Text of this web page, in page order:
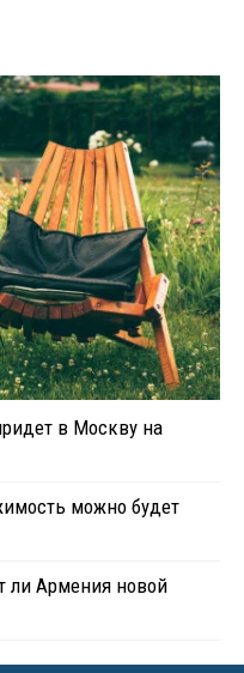
в Москву на
можно будет
ли Армения новой